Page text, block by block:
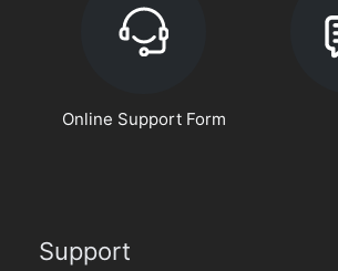
Online Support Form
Support